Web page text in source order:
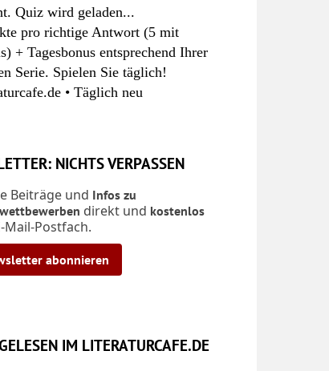
Quiz wird geladen...
pro richtige Antwort (5 mit
+ Tagesbonus entsprechend Ihrer
Serie. Spielen Sie täglich!
• Täglich neu
NICHTS VERPASSEN
Beiträge und Infos zu
direkt und kostenlos
Mail-Postfach.
abonnieren
IM LITERATURCAFE.DE